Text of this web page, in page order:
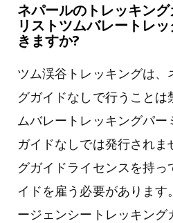
ネパールのトレッキン
リストツムバレートレ
きますか?
ツム渓谷トレッキングは、
グガイドなしで行うことは
ムバレートレッキングパ
ガイドなしでは発行され
グガイドライセンスを持
イドを雇う必要がありま
ージェンシートレッキン